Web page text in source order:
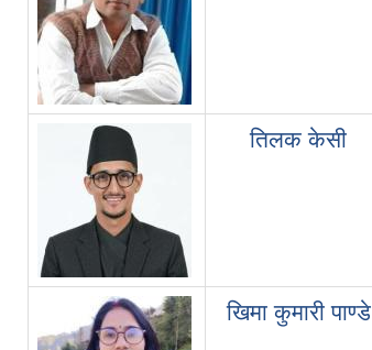
तिलक केसी
खिमा कुमारी पाण्डे